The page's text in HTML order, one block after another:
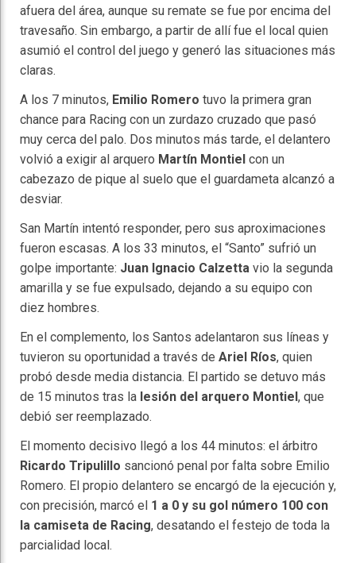
afuera del área, aunque su remate se fue por encima del
travesaño. Sin embargo, a partir de allí fue el local quien
asumió el control del juego y generó las situaciones más
claras.
A los 7 minutos, Emilio Romero tuvo la primera gran
chance para Racing con un zurdazo cruzado que pasó
muy cerca del palo. Dos minutos más tarde, el delantero
volvió a exigir al arquero Martín Montiel con un
cabezazo de pique al suelo que el guardameta alcanzó a
desviar.
San Martín intentó responder, pero sus aproximaciones
fueron escasas. A los 33 minutos, el “Santo” sufrió un
golpe importante: Juan Ignacio Calzetta vio la segunda
amarilla y se fue expulsado, dejando a su equipo con
diez hombres.
En el complemento, los Santos adelantaron sus líneas y
tuvieron su oportunidad a través de Ariel Ríos, quien
probó desde media distancia. El partido se detuvo más
de 15 minutos tras la lesión del arquero Montiel , que
debió ser reemplazado.
El momento decisivo llegó a los 44 minutos: el árbitro
Ricardo Tripulillo sancionó penal por falta sobre Emilio
Romero. El propio delantero se encargó de la ejecución y,
con precisión, marcó el 1 a 0 y su gol número 100 con
la camiseta de Racing, desatando el festejo de toda la
parcialidad local.